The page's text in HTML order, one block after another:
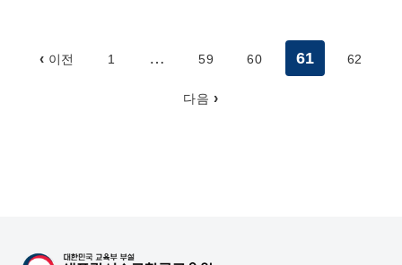
이전 1 … 59 60 61 62
다음